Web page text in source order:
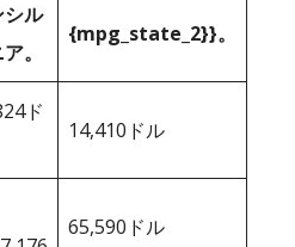
ル
。
{mpg_state_2}}。
ド
14,410ドル
65,590ドル